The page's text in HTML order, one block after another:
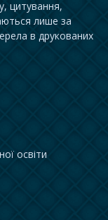
цитування,
лише за
в друкованих
освіти